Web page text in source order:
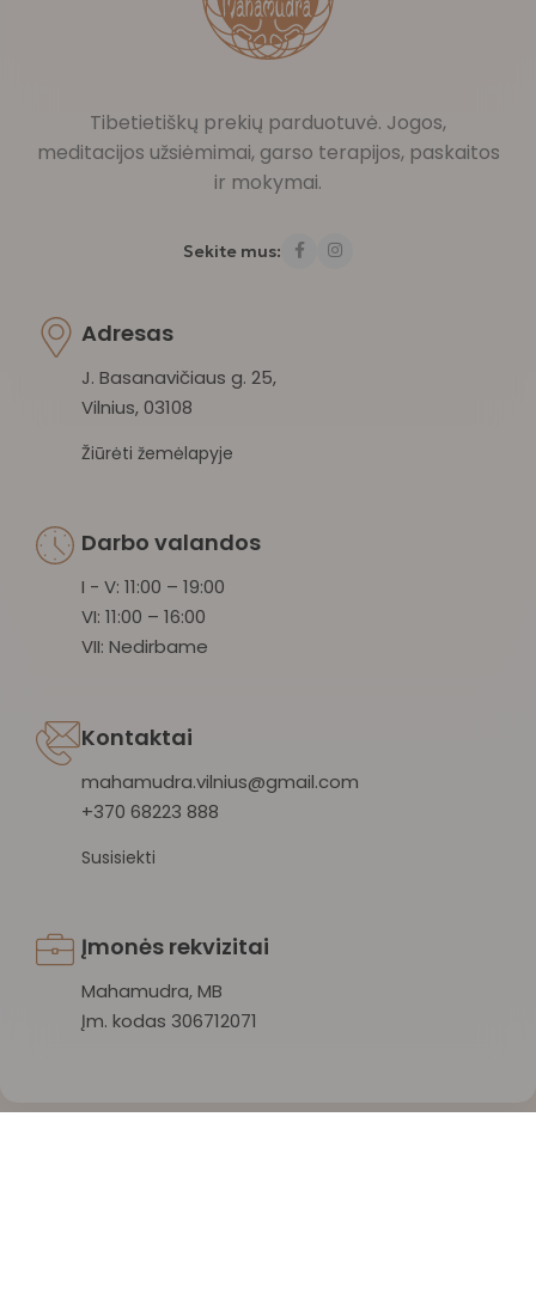
Tibetietiškų prekių parduotuvė. Jogos,
meditacijos užsiėmimai, garso terapijos, paskaitos
ir mokymai.
Sekite mus:
Adresas
J. Basanavičiaus g. 25,
Vilnius, 03108
Žiūrėti žemėlapyje
Darbo valandos
I - V: 11:00 – 19:00
VI: 11:00 – 16:00
VII: Nedirbame
Kontaktai
mahamudra.vilnius@gmail.com
+370 68223 888
Susisiekti
Įmonės rekvizitai
Mahamudra, MB
Įm. kodas 306712071